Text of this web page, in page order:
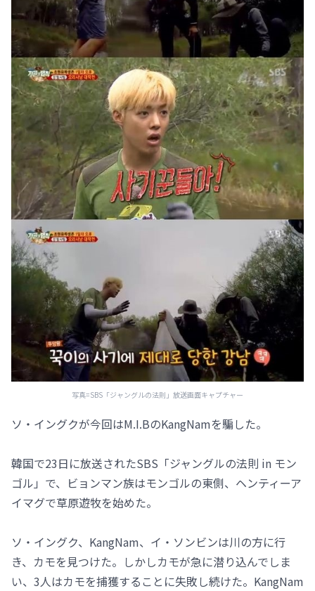
写真=SBS「ジャングルの法則」放送画面キャプチャー
ソ・イングクが今回はM.I.BのKangNamを騙した。
韓国で23日に放送されたSBS「ジャングルの法則 in モン
ゴル」で、ビョンマン族はモンゴルの東側、ヘンティーア
イマグで草原遊牧を始めた。
ソ・イングク、KangNam、イ・ソンビンは川の方に行
き、カモを見つけた。しかしカモが急に潜り込んでしま
い、3人はカモを捕獲することに失敗し続けた。KangNam